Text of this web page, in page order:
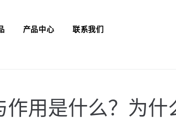
产品中心 联系我们
作用是什么？为什